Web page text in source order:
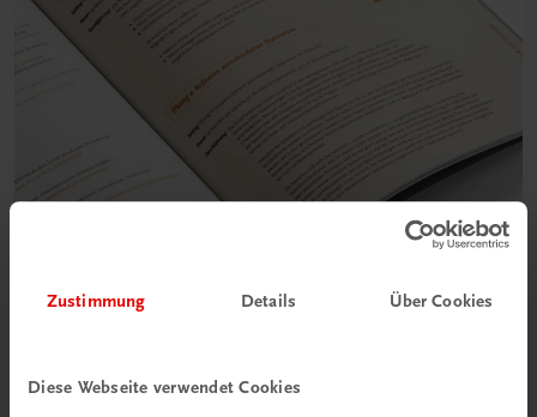
Zustimmung Details Über Cookies
Diese Webseite verwendet Cookies